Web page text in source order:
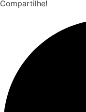
Compartilhe!